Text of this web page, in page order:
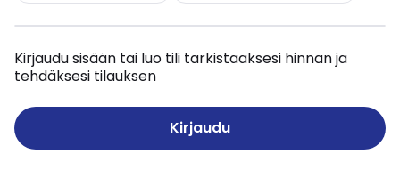
Kirjaudu sisään tai luo tili tarkistaaksesi hinnan ja
tehdäksesi tilauksen
Kirjaudu